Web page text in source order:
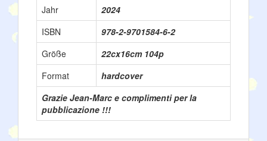
Jahr
2024
ISBN
978-2-9701584-6-2
Größe
22cx16cm 104p
Format
hardcover
Grazie Jean-Marc e complimenti per la
pubblicazione !!!